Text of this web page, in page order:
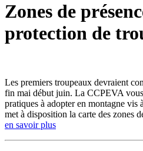
Zones de
protection de
Les premiers troupeaux devraient
fin mai début juin. La CCPEVA
pratiques à adopter en montagne vis
met à disposition la carte des zones
en savoir plus